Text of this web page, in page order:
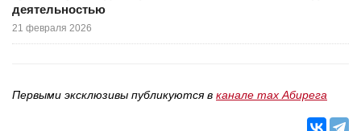
деятельностью
21 февраля 2026
Первыми эксклюзивы публикуются в канале max Абирега